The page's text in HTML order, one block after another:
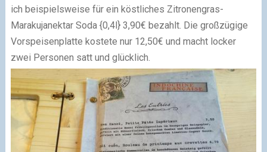
ich beispielsweise für ein köstliches Zitronengras-
Marakujanektar Soda {0,4l} 3,90€ bezahlt. Die großzügige
Vorspeisenplatte kostete nur 12,50€ und macht locker
zwei Personen satt und glücklich.